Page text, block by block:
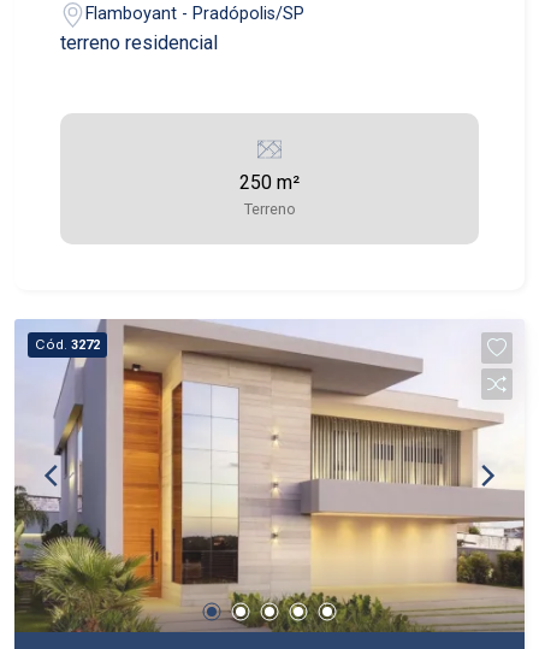
Flamboyant - Pradópolis/SP
terreno residencial
250 m²
Terreno
Cód. 3272